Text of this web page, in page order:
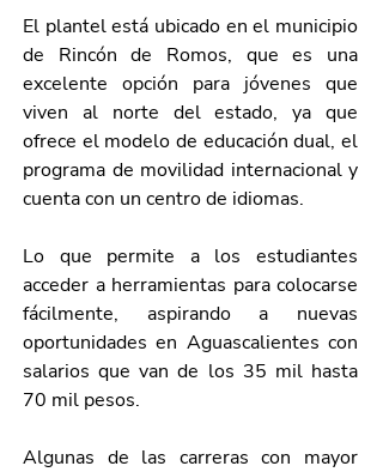
El plantel está ubicado en el municipio
de Rincón de Romos, que es una
excelente opción para jóvenes que
viven al norte del estado, ya que
ofrece el modelo de educación dual, el
programa de movilidad internacional y
cuenta con un centro de idiomas.
Lo que permite a los estudiantes
acceder a herramientas para colocarse
fácilmente, aspirando a nuevas
oportunidades en Aguascalientes con
salarios que van de los 35 mil hasta
70 mil pesos.
Algunas de las carreras con mayor